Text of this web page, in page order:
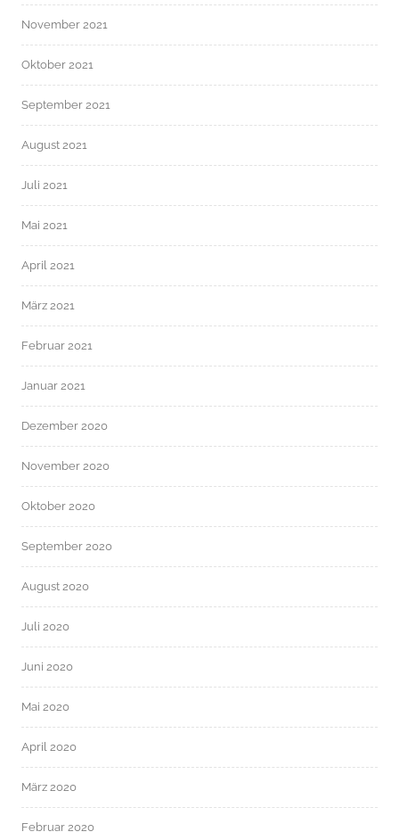
November 2021
Oktober 2021
September 2021
August 2021
Juli 2021
Mai 2021
April 2021
März 2021
Februar 2021
Januar 2021
Dezember 2020
November 2020
Oktober 2020
September 2020
August 2020
Juli 2020
Juni 2020
Mai 2020
April 2020
März 2020
Februar 2020